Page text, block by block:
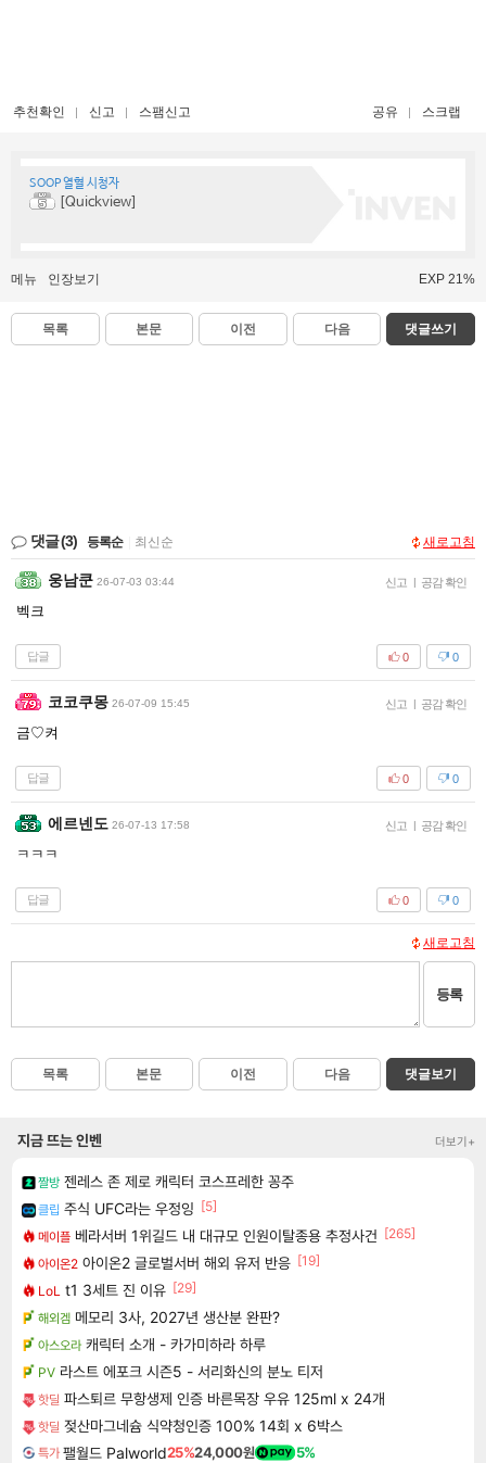
추천확인 신고 스팸신고 공유 스크랩
SOOP 열혈 시청자
[Quickview]
메뉴 인장보기 EXP 21%
목록 본문 이전 다음 댓글쓰기
댓글(3) 등록순 최신순 새로고침
웅남쿤 26-07-03 03:44 신고 | 공감 확인
벡크
답글 0
0
코코쿠몽 26-07-09 15:45 신고 | 공감 확인
금♡켜
답글 0
0
에르넨도 26-07-13 17:58 신고 | 공감 확인
ㅋㅋㅋ
답글 0
0
새로고침
등록
목록 본문 이전 다음 댓글보기
지금 뜨는 인벤 더보기+
짤방 젠레스 존 제로 캐릭터 코스프레한 꽁주
클립 주식 UFC라는 우정잉 [5]
메이플 베라서버 1위길드 내 대규모 인원이탈종용 추정사건 [265]
아이온2 아이온2 글로벌서버 해외 유저 반응 [19]
LoL t1 3세트 진 이유 [29]
해외겜 메모리 3사, 2027년 생산분 완판?
아스오라 캐릭터 소개 - 카가미하라 하루
PV 라스트 에포크 시즌5 - 서리화신의 분노 티저
핫딜 파스퇴르 무항생제 인증 바른목장 우유 125ml x 24개
핫딜 젖산마그네슘 식약청인증 100% 14회 x 6박스
특가 팰월드 Palworld25%24,000원 5%